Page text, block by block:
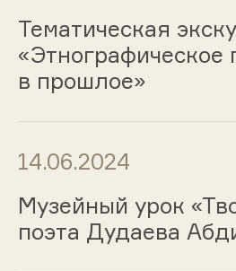
Тематическая
«Этнографическое
в прошлое»
14.06.2024
Музейный урок
поэта Дудаева